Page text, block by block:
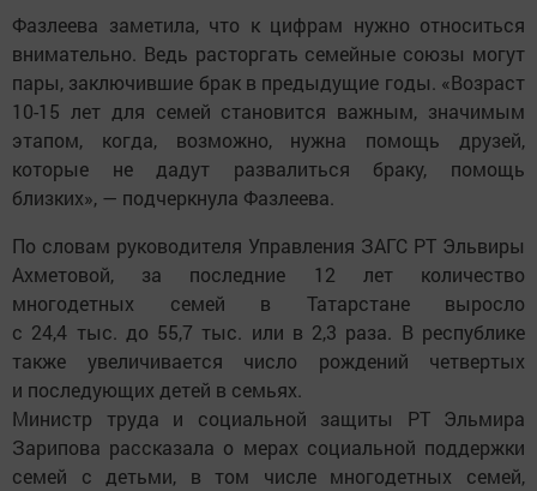
Фазлеева заметила, что к цифрам нужно относиться
внимательно. Ведь расторгать семейные союзы могут
пары, заключившие брак в предыдущие годы. «Возраст
10-15 лет для семей становится важным, значимым
этапом, когда, возможно, нужна помощь друзей,
которые не дадут развалиться браку, помощь
близких», — подчеркнула Фазлеева.
По словам руководителя Управления ЗАГС РТ Эльвиры
Ахметовой, за последние 12 лет количество
многодетных семей в Татарстане выросло
с 24,4 тыс. до 55,7 тыс. или в 2,3 раза. В республике
также увеличивается число рождений четвертых
и последующих детей в семьях.
Министр труда и социальной защиты РТ Эльмира
Зарипова рассказала о мерах социальной поддержки
семей с детьми, в том числе многодетных семей,